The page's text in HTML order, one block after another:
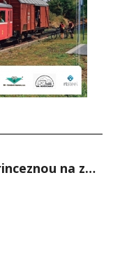
Prohlídka s princeznou na zámku Stekník